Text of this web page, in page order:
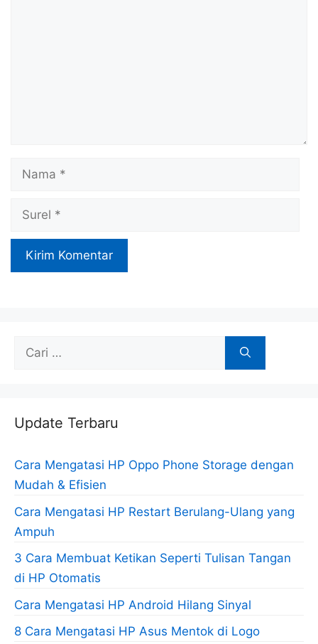
Nama
Surel
Cari
Update Terbaru
Cara Mengatasi HP Oppo Phone Storage dengan
Mudah & Efisien
Cara Mengatasi HP Restart Berulang-Ulang yang
Ampuh
3 Cara Membuat Ketikan Seperti Tulisan Tangan
di HP Otomatis
Cara Mengatasi HP Android Hilang Sinyal
8 Cara Mengatasi HP Asus Mentok di Logo